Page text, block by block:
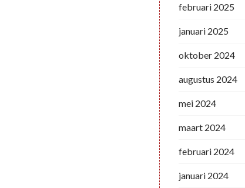
februari 2025
januari 2025
oktober 2024
augustus 2024
mei 2024
maart 2024
februari 2024
januari 2024